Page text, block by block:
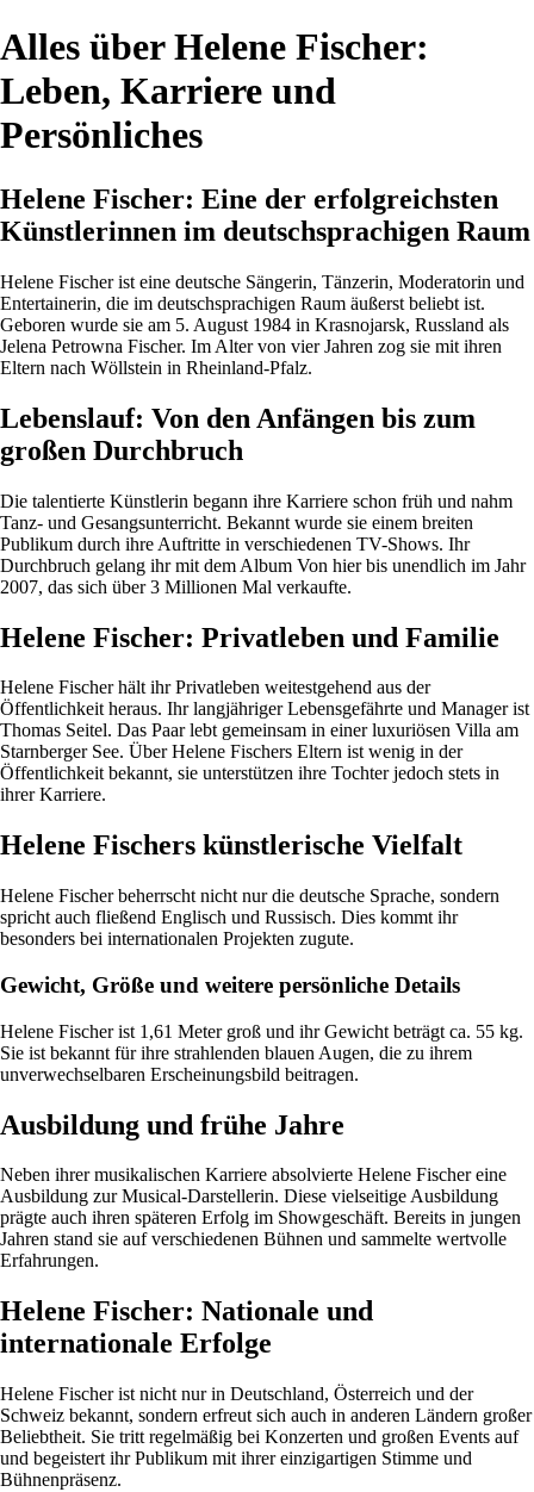
Alles über Helene Fischer:
Leben, Karriere und
Persönliches
Helene Fischer: Eine der erfolgreichsten
Künstlerinnen im deutschsprachigen Raum
Helene Fischer ist eine deutsche Sängerin, Tänzerin, Moderatorin und
Entertainerin, die im deutschsprachigen Raum äußerst beliebt ist.
Geboren wurde sie am 5. August 1984 in Krasnojarsk, Russland als
Jelena Petrowna Fischer. Im Alter von vier Jahren zog sie mit ihren
Eltern nach Wöllstein in Rheinland-Pfalz.
Lebenslauf: Von den Anfängen bis zum
großen Durchbruch
Die talentierte Künstlerin begann ihre Karriere schon früh und nahm
Tanz- und Gesangsunterricht. Bekannt wurde sie einem breiten
Publikum durch ihre Auftritte in verschiedenen TV-Shows. Ihr
Durchbruch gelang ihr mit dem Album Von hier bis unendlich im Jahr
2007, das sich über 3 Millionen Mal verkaufte.
Helene Fischer: Privatleben und Familie
Helene Fischer hält ihr Privatleben weitestgehend aus der
Öffentlichkeit heraus. Ihr langjähriger Lebensgefährte und Manager ist
Thomas Seitel. Das Paar lebt gemeinsam in einer luxuriösen Villa am
Starnberger See. Über Helene Fischers Eltern ist wenig in der
Öffentlichkeit bekannt, sie unterstützen ihre Tochter jedoch stets in
ihrer Karriere.
Helene Fischers künstlerische Vielfalt
Helene Fischer beherrscht nicht nur die deutsche Sprache, sondern
spricht auch fließend Englisch und Russisch. Dies kommt ihr
besonders bei internationalen Projekten zugute.
Gewicht, Größe und weitere persönliche Details
Helene Fischer ist 1,61 Meter groß und ihr Gewicht beträgt ca. 55 kg.
Sie ist bekannt für ihre strahlenden blauen Augen, die zu ihrem
unverwechselbaren Erscheinungsbild beitragen.
Ausbildung und frühe Jahre
Neben ihrer musikalischen Karriere absolvierte Helene Fischer eine
Ausbildung zur Musical-Darstellerin. Diese vielseitige Ausbildung
prägte auch ihren späteren Erfolg im Showgeschäft. Bereits in jungen
Jahren stand sie auf verschiedenen Bühnen und sammelte wertvolle
Erfahrungen.
Helene Fischer: Nationale und
internationale Erfolge
Helene Fischer ist nicht nur in Deutschland, Österreich und der
Schweiz bekannt, sondern erfreut sich auch in anderen Ländern großer
Beliebtheit. Sie tritt regelmäßig bei Konzerten und großen Events auf
und begeistert ihr Publikum mit ihrer einzigartigen Stimme und
Bühnenpräsenz.